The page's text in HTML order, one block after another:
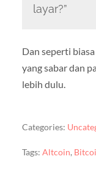
layar?”
Dan seperti
yang sabar dan
lebih dulu.
Categories:
Tags: Altcoin,